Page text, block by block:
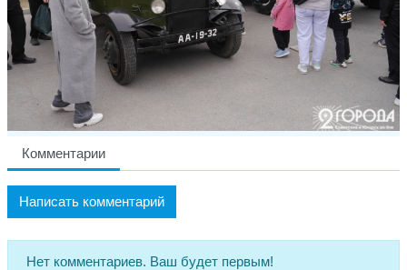
Комментарии
Написать комментарий
Нет комментариев. Ваш будет первым!